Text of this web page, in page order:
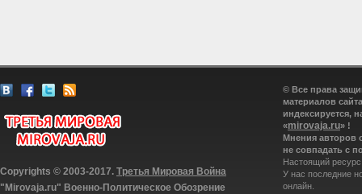
Copyrights © 2003-2017. Третья Мировая Война
"Mirovaja.ru" Военно-Политическое Обозрение
© Все права
материалов
индексируется,
«mirovaja.ru» !
Мнения авторов
не совпадать с
Настоящий
У нас последние
онлайн.